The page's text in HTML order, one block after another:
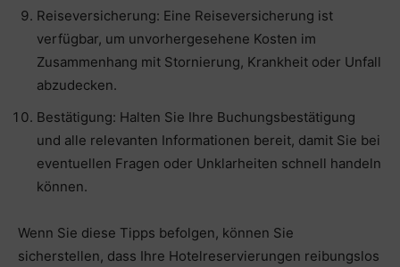
Reiseversicherung: Eine Reiseversicherung ist
verfügbar, um unvorhergesehene Kosten im
Zusammenhang mit Stornierung, Krankheit oder Unfall
abzudecken.
Bestätigung: Halten Sie Ihre Buchungsbestätigung
und alle relevanten Informationen bereit, damit Sie bei
eventuellen Fragen oder Unklarheiten schnell handeln
können.
Wenn Sie diese Tipps befolgen, können Sie
sicherstellen, dass Ihre Hotelreservierungen reibungslos